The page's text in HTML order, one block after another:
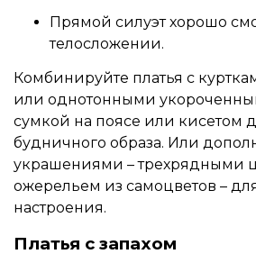
Прямой силуэт хорошо
телосложении.
Комбинируйте платья с
или однотонными
сумкой на поясе или кисетом
будничного образа. Или
украшениями – трехрядными
ожерельем из самоцветов –
настроения.
Платья с запахом